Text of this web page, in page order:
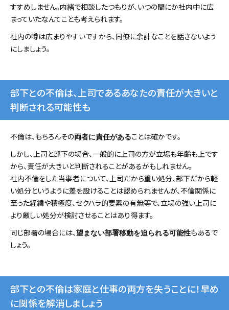
すすめしません。内緒で相談したつもりが、いつの間にか社内中に広
まっていたなんてことも考えられます。
社内の噂は広まりやすいですから、同僚に余計なことを話さないよう
にしましょう。
部下との不倫は、上司であるあなたの責任が大きいと
判断される可能性も
不倫は、もちろんその両者に責任があることは確かです。
しかし、上司と部下の場合、一般的に上司の方が立場も年齢も上です
から、責任が大きいと判断されることがあるかもしれません。
社内不倫をした当事者について、上司だから重い処分、部下だから軽
い処分というように差を設けることは認められませんが、不倫関係に
至った経緯や積極度、セクハラ的要素の有無等で、立場の強い上司に
より厳しい処分が検討させることはあり得ます。
同じ部署の場合には、 望まない部署移動を迫られる可能性もあるで
しょう。
部下との不倫は家庭と仕事の両方を失うことに！早め
に関係を解消しましょう